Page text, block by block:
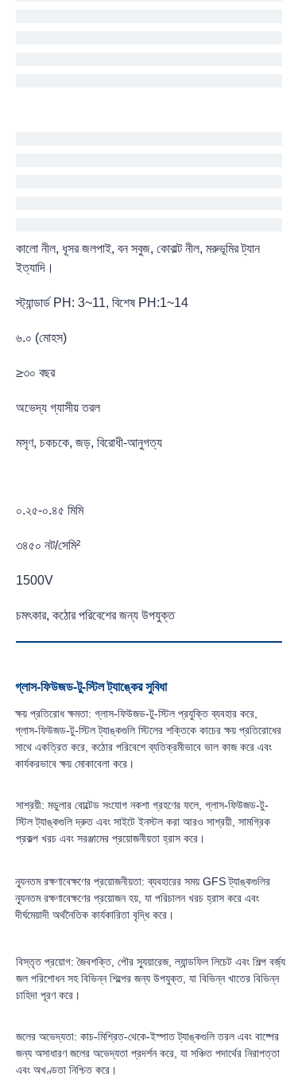
কালো নীল, ধূসর জলপাই, বন সবুজ, কোবাল্ট নীল, মরুভূমির ট্যান
ইত্যাদি।
০.২৫-০.৪৫ মিমি
স্ট্যান্ডার্ড PH: 3~11, বিশেষ PH:1~14
৩৪৫০ নট/সেমি²
৬.০ (মোহস)
≥৩০ বছর
1500V
অভেদ্য গ্যাসীয় তরল
মসৃণ, চকচকে, জড়, বিরোধী-আনুগত্য
চমৎকার, কঠোর পরিবেশের জন্য উপযুক্ত
গ্লাস-ফিউজড-টু-স্টিল ট্যাঙ্কের সুবিধা
ক্ষয় প্রতিরোধ ক্ষমতা: গ্লাস-ফিউজড-টু-স্টিল প্রযুক্তি ব্যবহার করে,
গ্লাস-ফিউজড-টু-স্টিল ট্যাঙ্কগুলি স্টিলের শক্তিকে কাচের ক্ষয় প্রতিরোধের
সাথে একত্রিত করে, কঠোর পরিবেশে ব্যতিক্রমীভাবে ভাল কাজ করে এবং
কার্যকরভাবে ক্ষয় মোকাবেলা করে।
জলের অভেদ্যতা: কাচ-মিশ্রিত-থেকে-ইস্পাত ট্যাঙ্কগুলি তরল এবং বাষ্পের
জন্য অসাধারণ জলের অভেদ্যতা প্রদর্শন করে, যা সঞ্চিত পদার্থের নিরাপত্তা
এবং অখণ্ডতা নিশ্চিত করে।
সাশ্রয়ী: মডুলার বোল্টেড সংযোগ নকশা গ্রহণের ফলে, গ্লাস-ফিউজড-টু-
স্টিল ট্যাঙ্কগুলি দ্রুত এবং সাইটে ইনস্টল করা আরও সাশ্রয়ী, সামগ্রিক
প্রকল্প খরচ এবং সরঞ্জামের প্রয়োজনীয়তা হ্রাস করে।
ন্যূনতম রক্ষণাবেক্ষণের প্রয়োজনীয়তা: ব্যবহারের সময় GFS ট্যাঙ্কগুলির
ন্যূনতম রক্ষণাবেক্ষণের প্রয়োজন হয়, যা পরিচালন খরচ হ্রাস করে এবং
দীর্ঘমেয়াদী অর্থনৈতিক কার্যকারিতা বৃদ্ধি করে।
বিস্তৃত প্রয়োগ: জৈবশক্তি, পৌর স্যুয়ারেজ, ল্যান্ডফিল লিচেট এবং শিল্প বর্জ্য
জল পরিশোধন সহ বিভিন্ন শিল্পের জন্য উপযুক্ত, যা বিভিন্ন খাতের বিভিন্ন
চাহিদা পূরণ করে।